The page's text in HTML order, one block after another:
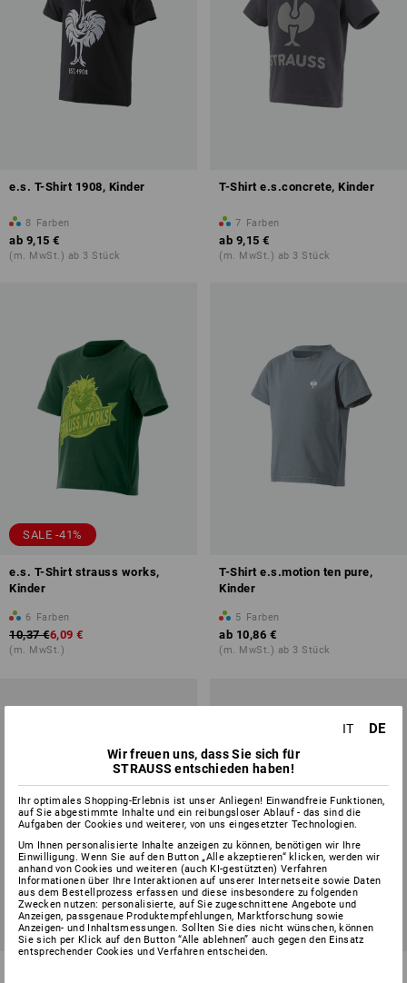
e.s. T-Shirt 1908, Kinder
8 Farben
ab 9,15 €
(m. MwSt.) ab 3 Stück
T-Shirt e.s.concrete, Kinder
7 Farben
ab 9,15 €
(m. MwSt.) ab 3 Stück
SALE -41%
e.s. T-Shirt strauss works,
Kinder
6 Farben
10,37 €6,09 €
(m. MwSt.)
T-Shirt e.s.motion ten pure,
Kinder
5 Farben
ab 10,86 €
(m. MwSt.) ab 3 Stück
IT DE
Wir freuen uns, dass Sie sich für
STRAUSS entschieden haben!
Ihr optimales Shopping-Erlebnis ist unser Anliegen! Einwandfreie Funktionen,
auf Sie abgestimmte Inhalte und ein reibungsloser Ablauf - das sind die
Aufgaben der Cookies und weiterer, von uns eingesetzter Technologien.
Um Ihnen personalisierte Inhalte anzeigen zu können, benötigen wir Ihre
Einwilligung. Wenn Sie auf den Button „Alle akzeptieren“ klicken, werden wir
anhand von Cookies und weiteren (auch KI-gestützten) Verfahren
Informationen über Ihre Interaktionen auf unserer Internetseite sowie Daten
aus dem Bestellprozess erfassen und diese insbesondere zu folgenden
Zwecken nutzen: personalisierte, auf Sie zugeschnittene Angebote und
Anzeigen, passgenaue Produktempfehlungen, Marktforschung sowie
Anzeigen- und Inhaltsmessungen. Sollten Sie dies nicht wünschen, können
Sie sich per Klick auf den Button “Alle ablehnen” auch gegen den Einsatz
entsprechender Cookies und Verfahren entscheiden.